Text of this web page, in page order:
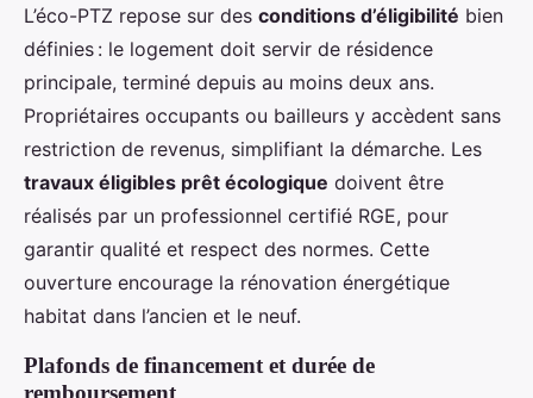
L’éco-PTZ repose sur des conditions d’éligibilité bien
définies : le logement doit servir de résidence
principale, terminé depuis au moins deux ans.
Propriétaires occupants ou bailleurs y accèdent sans
restriction de revenus, simplifiant la démarche. Les
travaux éligibles prêt écologique doivent être
réalisés par un professionnel certifié RGE, pour
garantir qualité et respect des normes. Cette
ouverture encourage la rénovation énergétique
habitat dans l’ancien et le neuf.
Plafonds de financement et durée de
remboursement